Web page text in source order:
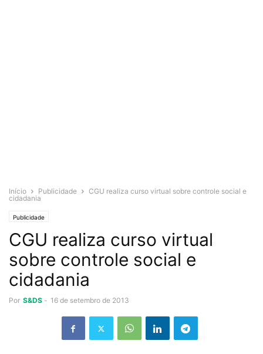
Início Publicidade
CGU realiza curso virtual sobre controle social e
cidadania
Publicidade
CGU realiza curso virtual
sobre controle social e
cidadania
Por S&DS - 16 de setembro de 2013